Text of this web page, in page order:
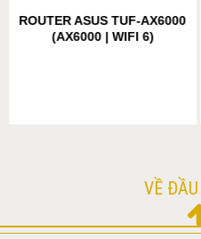
ROUTER ASUS TUF-AX6000
(AX6000 | WIFI 6)
VỀ